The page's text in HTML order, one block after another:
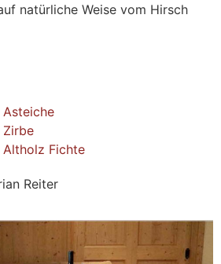
natürliche Weise vom Hirsch
Fichte
Reiter